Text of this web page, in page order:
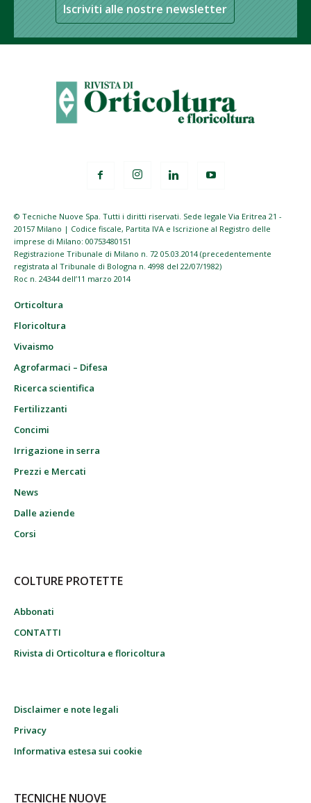
Iscriviti alle nostre newsletter
© Tecniche Nuove Spa. Tutti i diritti riservati. Sede legale Via Eritrea 21 -
20157 Milano | Codice fiscale, Partita IVA e Iscrizione al Registro delle
imprese di Milano: 00753480151
Registrazione Tribunale di Milano n. 72 05.03.2014 (precedentemente
registrata al Tribunale di Bologna n. 4998 del 22/07/1982)
Roc n. 24344 dell’11 marzo 2014
Orticoltura
Floricoltura
Vivaismo
Agrofarmaci – Difesa
Ricerca scientifica
Fertilizzanti
Concimi
Irrigazione in serra
Prezzi e Mercati
News
Dalle aziende
Corsi
COLTURE PROTETTE
Abbonati
CONTATTI
Rivista di Orticoltura e floricoltura
Disclaimer e note legali
Privacy
Informativa estesa sui cookie
TECNICHE NUOVE